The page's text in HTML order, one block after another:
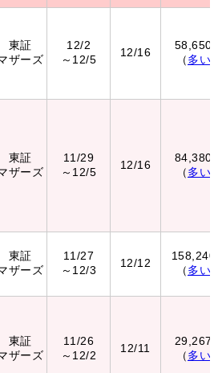
東証
ザーズ
12/2
～12/5
12/16
58,650
（ 多い
東証
ザーズ
11/29
～12/5
12/16
84,380
（ 多い
東証
ザーズ
11/27
～12/3
12/12
158,240
（ 多い
東証
ザーズ
11/26
～12/2
12/11
29,267
（ 多い